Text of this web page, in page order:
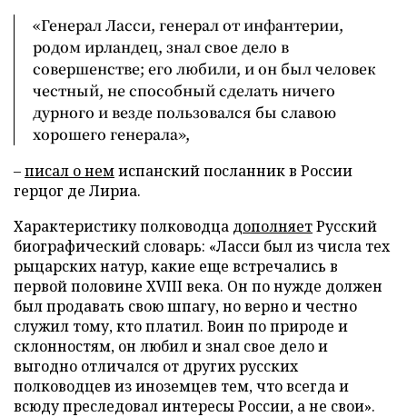
«Генерал Ласси, генерал от инфантерии,
родом ирландец, знал свое дело в
совершенстве; его любили, и он был человек
честный, не способный сделать ничего
дурного и везде пользовался бы славою
хорошего генерала»,
–писал о немиспанский посланник в России
герцог де Лириа.
Характеристику полководца дополняетРусский
биографический словарь: «Ласси был из числа тех
рыцарских натур, какие еще встречались в
первой половине XVIII века. Он по нужде должен
был продавать свою шпагу, но верно и честно
служил тому, кто платил. Воин по природе и
склонностям, он любил и знал свое дело и
выгодно отличался от других русских
полководцев из иноземцев тем, что всегда и
всюду преследовал интересы России, а не свои».